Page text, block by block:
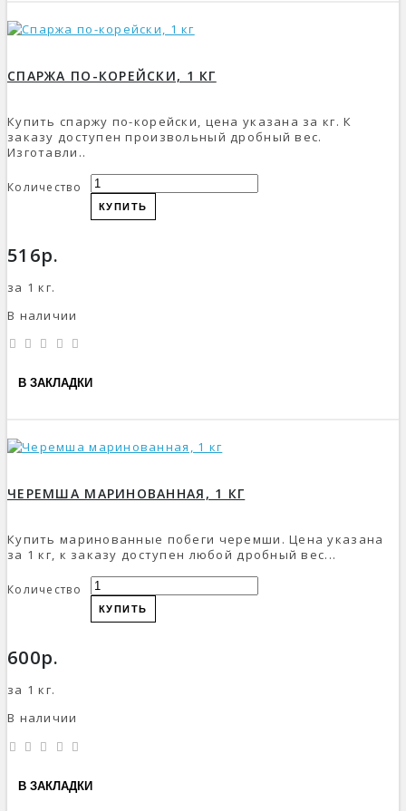
СПАРЖА ПО-КОРЕЙСКИ, 1 КГ
Купить спаржу по-корейски, цена указана за кг. К
заказу доступен произвольный дробный вес.
Изготавли..
Количество
КУПИТЬ
516р.
за 1 кг.
В наличии
В ЗАКЛАДКИ
ЧЕРЕМША МАРИНОВАННАЯ, 1 КГ
Купить маринованные побеги черемши. Цена указана
за 1 кг, к заказу доступен любой дробный вес...
Количество
КУПИТЬ
600р.
за 1 кг.
В наличии
В ЗАКЛАДКИ